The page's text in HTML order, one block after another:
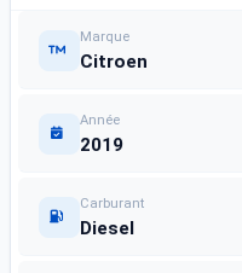
Marque
Citroen
Année
2019
Carburant
Diesel